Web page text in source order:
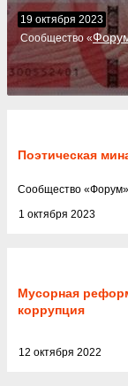
Cообщество «
19 октября 2023
Поэтическая
1 октября 2023
Cообщество «Форум»
Мусорная
коррупция
12 октября 2022